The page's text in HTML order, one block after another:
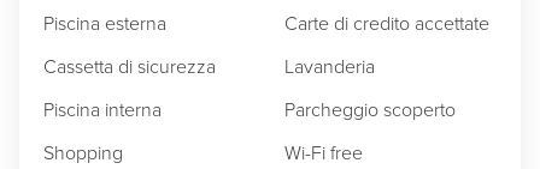
Piscina esterna
Carte di credito accettate
Cassetta di sicurezza
Lavanderia
Piscina interna
Parcheggio scoperto
Shopping
Wi-Fi free